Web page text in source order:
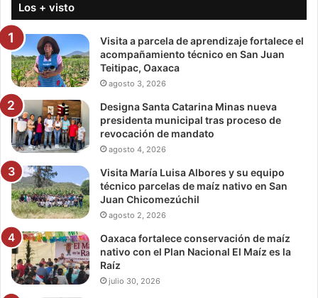
Los + visto
Visita a parcela de aprendizaje fortalece el
acompañamiento técnico en San Juan
Teitipac, Oaxaca
agosto 3, 2026
Designa Santa Catarina Minas nueva
presidenta municipal tras proceso de
revocación de mandato
agosto 4, 2026
Visita María Luisa Albores y su equipo
técnico parcelas de maíz nativo en San
Juan Chicomezúchil
agosto 2, 2026
Oaxaca fortalece conservación de maíz
nativo con el Plan Nacional El Maíz es la
Raíz
julio 30, 2026